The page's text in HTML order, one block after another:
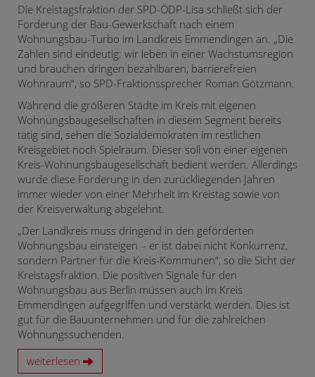
Die Kreistagsfraktion der SPD-ÖDP-Lisa schließt sich der
Forderung der Bau-Gewerkschaft nach einem
Wohnungsbau-Turbo im Landkreis Emmendingen an. „Die
Zahlen sind eindeutig: wir leben in einer Wachstumsregion
und brauchen dringen bezahlbaren, barrierefreien
Wohnraum“, so SPD-Fraktionssprecher Roman Götzmann.
Während die größeren Städte im Kreis mit eigenen
Wohnungsbaugesellschaften in diesem Segment bereits
tätig sind, sehen die Sozialdemokraten im restlichen
Kreisgebiet noch Spielraum. Dieser soll von einer eigenen
Kreis-Wohnungsbaugesellschaft bedient werden. Allerdings
wurde diese Forderung in den zurückliegenden Jahren
immer wieder von einer Mehrheit im Kreistag sowie von
der Kreisverwaltung abgelehnt.
„Der Landkreis muss dringend in den geförderten
Wohnungsbau einsteigen – er ist dabei nicht Konkurrenz,
sondern Partner für die Kreis-Kommunen“, so die Sicht der
Kreistagsfraktion. Die positiven Signale für den
Wohnungsbau aus Berlin müssen auch im Kreis
Emmendingen aufgegriffen und verstärkt werden. Dies ist
gut für die Bauunternehmen und für die zahlreichen
Wohnungssuchenden.
weiterlesen